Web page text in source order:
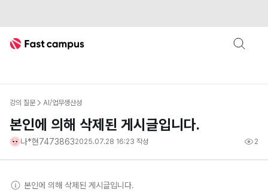
Fast Campus
강의 질문 AI/업무생산성
본인에 의해 삭제된 게시글입니다.
나*현74738632025.07.28 16:23 작성 2
본인에 의해 삭제된 게시글입니다.